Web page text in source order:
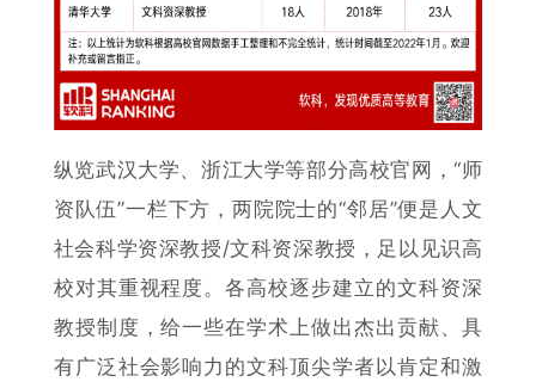
纵览武汉大学、浙江大学等部分高校官网，“师
资队伍”一栏下方，两院院士的“邻居”便是人文
社会科学资深教授/文科资深教授，足以见识高
校对其重视程度。各高校逐步建立的文科资深
教授制度，给一些在学术上做出杰出贡献、具
有广泛社会影响力的文科顶尖学者以肯定和激